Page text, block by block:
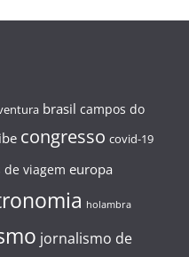
brasil campos do
congresso covid-19
de viagem europa
holambra
jornalismo de